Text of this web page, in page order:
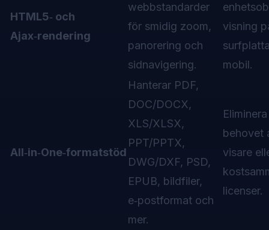
HTML5‑ och
Ajax‑rendering
webbstandarder
för smidig zoom,
panorering och
sidnavigering.
visning
mobil.
All‑in‑One‑formatstöd
Hanterar PDF,
DOC/DOCX,
XLS/XLSX,
PPT/PPTX,
DWG/DXF, PSD,
EPUB, bildfiler,
e‑postformat och
mer.
Eliminera
behovet
visare
licenser.